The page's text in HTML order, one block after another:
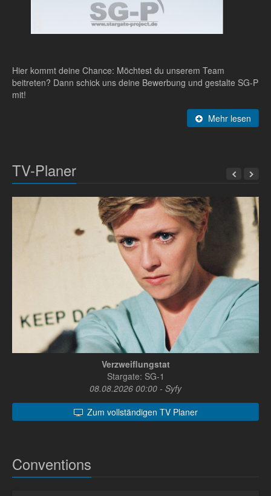
Hier kommt deine Chance: Möchtest du unserem Team
beitreten? Dann schick uns deine Bewerbung und gestalte SG-P
mit!
Mehr lesen
TV-Planer
Verzweiflungstat
Stargate: SG-1
08.08.2026 00:00 - Syfy
Zum vollständigen TV Planer
Conventions